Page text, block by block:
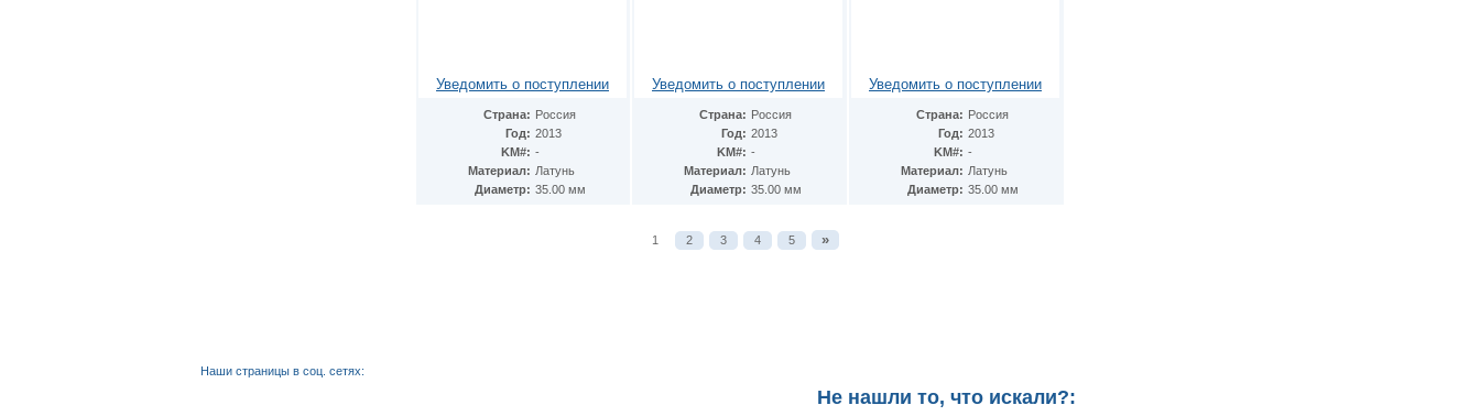
Уведомить о поступлении
Страна: Россия
Год: 2013
KM#: -
Материал: Латунь
Диаметр: 35.00 мм
Уведомить о поступлении
Страна: Россия
Год: 2013
KM#: -
Материал: Латунь
Диаметр: 35.00 мм
Уведомить о поступлении
Страна: Россия
Год: 2013
KM#: -
Материал: Латунь
Диаметр: 35.00 мм
1 2 3 4 5 »
Наши страницы в соц. сетях:
Не нашли то, что искали?: